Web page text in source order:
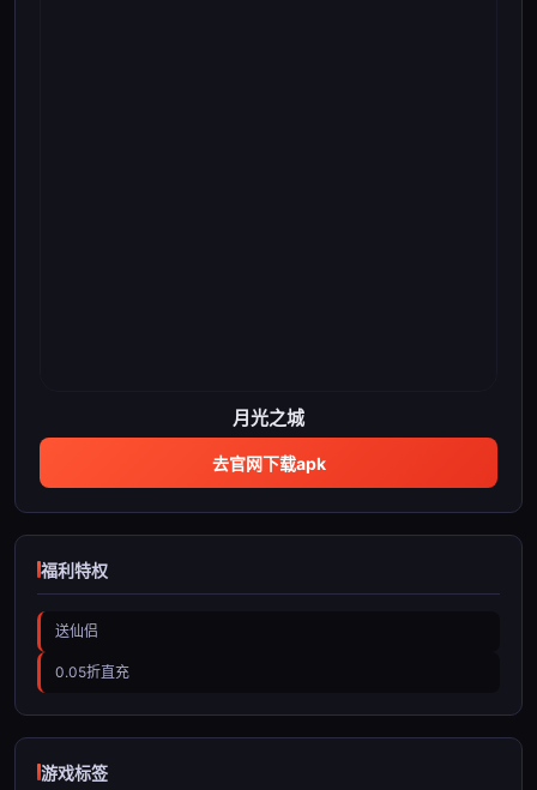
月光之城
去官网下载apk
福利特权
送仙侣
0.05折直充
游戏标签